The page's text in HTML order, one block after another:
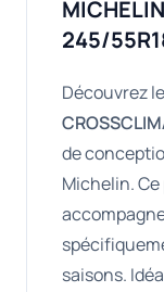
245/
Découvrez le
de
Michelin.
saisons.